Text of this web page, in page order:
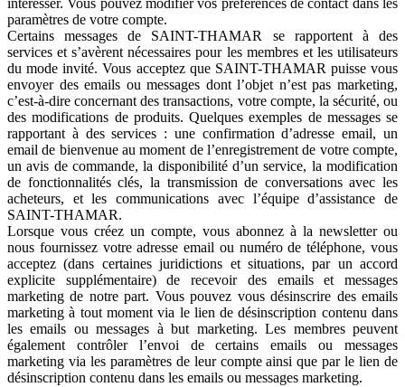
intéresser. Vous pouvez modifier vos préférences de contact dans les
paramètres de votre compte.
Certains messages de SAINT-THAMAR se rapportent à des
services et s’avèrent nécessaires pour les membres et les utilisateurs
du mode invité. Vous acceptez que SAINT-THAMAR puisse vous
envoyer des emails ou messages dont l’objet n’est pas marketing,
c’est-à-dire concernant des transactions, votre compte, la sécurité, ou
des modifications de produits. Quelques exemples de messages se
rapportant à des services : une confirmation d’adresse email, un
email de bienvenue au moment de l’enregistrement de votre compte,
un avis de commande, la disponibilité d’un service, la modification
de fonctionnalités clés, la transmission de conversations avec les
acheteurs, et les communications avec l’équipe d’assistance de
SAINT-THAMAR.
Lorsque vous créez un compte, vous abonnez à la newsletter ou
nous fournissez votre adresse email ou numéro de téléphone, vous
acceptez (dans certaines juridictions et situations, par un accord
explicite supplémentaire) de recevoir des emails et messages
marketing de notre part. Vous pouvez vous désinscrire des emails
marketing à tout moment via le lien de désinscription contenu dans
les emails ou messages à but marketing. Les membres peuvent
également contrôler l’envoi de certains emails ou messages
marketing via les paramètres de leur compte ainsi que par le lien de
désinscription contenu dans les emails ou messages marketing.